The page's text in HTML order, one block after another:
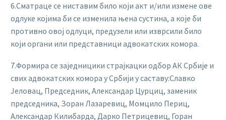
6.Сматраце се ниставим било који акт и/или измене ове
одлуке којима би се изменила њена сустина, а које би
противно овој одлуци, предузели или изврсили било
који органи или представници адвокатских комора.
7.Формира се заједницики страјкацки одбор АК Србије и
свих адвокатских комора у Србији у саставу:Славко
Јеловац, Председник, Александар Цурциц, заменик
председника, Зоран Лазаревиц, Момцило Периц,
Александар Килибарда, Дарко Петрицевиц, Горан